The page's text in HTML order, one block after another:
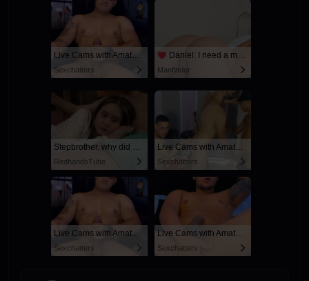
Live Cams with Amateur Men
Sexchatters
Daniel: I need a man for a spicy night...
Manfinder
Stepbrother, why did you show me your dick? Now I want to fuck you with my wet pussy
RedhandsTube
Live Cams with Amateur Men
Sexchatters
Live Cams with Amateur Men
Sexchatters
Live Cams with Amateur Men
Sexchatters